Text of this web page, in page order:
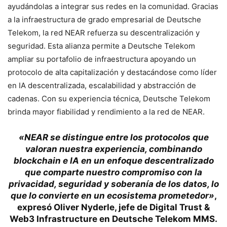
ayudándolas a integrar sus redes en la comunidad. Gracias
a la infraestructura de grado empresarial de Deutsche
Telekom, la red NEAR refuerza su descentralización y
seguridad. Esta alianza permite a Deutsche Telekom
ampliar su portafolio de infraestructura apoyando un
protocolo de alta capitalización y destacándose como líder
en IA descentralizada, escalabilidad y abstracción de
cadenas. Con su experiencia técnica, Deutsche Telekom
brinda mayor fiabilidad y rendimiento a la red de NEAR.
«NEAR se distingue entre los protocolos que
valoran nuestra experiencia, combinando
blockchain e IA en un enfoque descentralizado
que comparte nuestro compromiso con la
privacidad, seguridad y soberanía de los datos, lo
que lo convierte en un ecosistema prometedor»,
expresó Oliver Nyderle, jefe de Digital Trust &
Web3 Infrastructure en Deutsche Telekom MMS.